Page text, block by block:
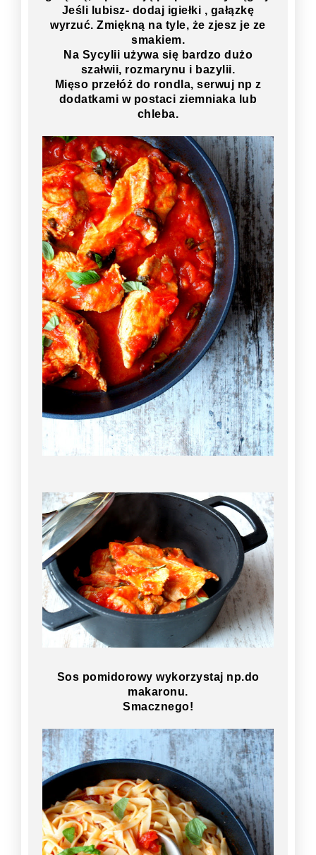
Jeśli lubisz- dodaj igiełki , gałązkę
wyrzuć. Zmiękną na tyle, że zjesz je ze
smakiem.
Na Sycylii używa się bardzo dużo
szałwii, rozmarynu i bazylii.
Mięso przełóż do rondla, serwuj np z
dodatkami w postaci ziemniaka lub
chleba.
Sos pomidorowy wykorzystaj np.do
makaronu.
Smacznego!